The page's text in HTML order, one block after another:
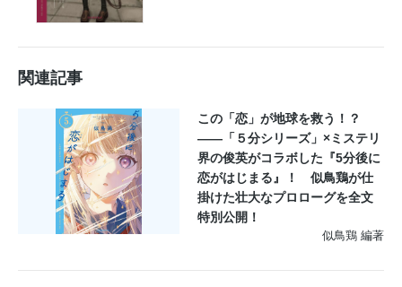
関連記事
この「恋」が地球を救う！？
――「５分シリーズ」×ミステリ
界の俊英がコラボした『5分後に
恋がはじまる』！ 似鳥鶏が仕
掛けた壮大なプロローグを全文
特別公開！
似鳥鶏 編著